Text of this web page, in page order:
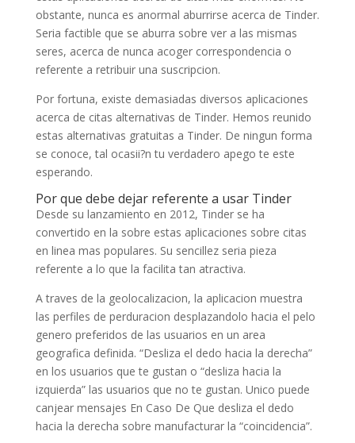
obstante, nunca es anormal aburrirse acerca de Tinder.
Seri­a factible que se aburra sobre ver a las mismas
seres, acerca de nunca acoger correspondencia o
referente a retribuir una suscripcion.
Por fortuna, existe demasiadas diversos aplicaciones
acerca de citas alternativas de Tinder. Hemos reunido
estas alternativas gratuitas a Tinder. De ningun forma
se conoce, tal ocasii?n tu verdadero apego te este
esperando.
Por que debe dejar referente a usar Tinder
Desde su lanzamiento en 2012, Tinder se ha
convertido en la sobre estas aplicaciones sobre citas
en linea mas populares. Su sencillez seri­a pieza
referente a lo que la facilita tan atractiva.
A traves de la geolocalizacion, la aplicacion muestra
las perfiles de perduracion desplazandolo hacia el pelo
genero preferidos de las usuarios en un area
geografica definida. “Desliza el dedo hacia la derecha”
en los usuarios que te gustan o “desliza hacia la
izquierda” las usuarios que no te gustan. Unico puede
canjear mensajes En Caso De Que desliza el dedo
hacia la derecha sobre manufacturar la “coincidencia”.